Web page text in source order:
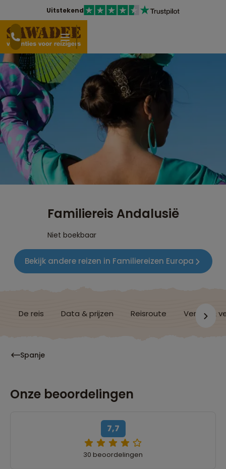
Uitstekend
Familiereis Andalusië
Niet boekbaar
Bekijk andere reizen in Familiereizen Europa
De reis Data & prijzen Reisroute Verblijf &
Spanje
Onze beoordelingen
7,7
30 beoordelingen